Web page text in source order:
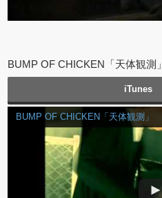
BUMP OF CHICKEN「天体観測」
iTunes
BUMP OF CHICKEN「天体観測」